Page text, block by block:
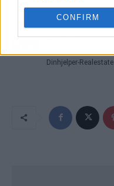
CONFIRM
Los servicios
Dinhjelper-Realestate